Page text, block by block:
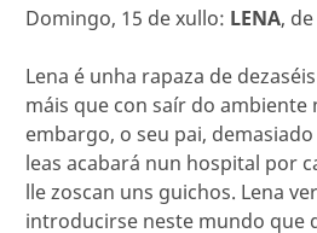
Domingo, 15 de xullo: LENA,
Lena é unha rapaza de
máis que con saír do ambiente
embargo, o seu pai,
leas acabará nun hospital por
lle zoscan uns guichos. Lena
introducirse neste mundo que